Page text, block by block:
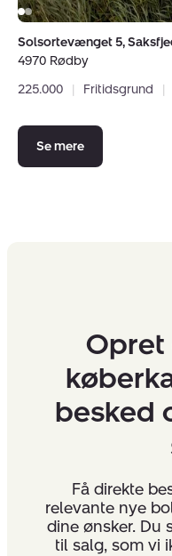
Solsortevænget 5,
4970 Rødby
225.000
| Fritidsgrund |
Se mere
Opret
besked
Få direkte
relevante nye
dine ønsker. Du
til salg, som vi